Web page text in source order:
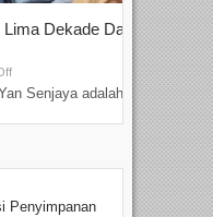
Dekade Dalam
Senjaya adalah...
Penyimpanan